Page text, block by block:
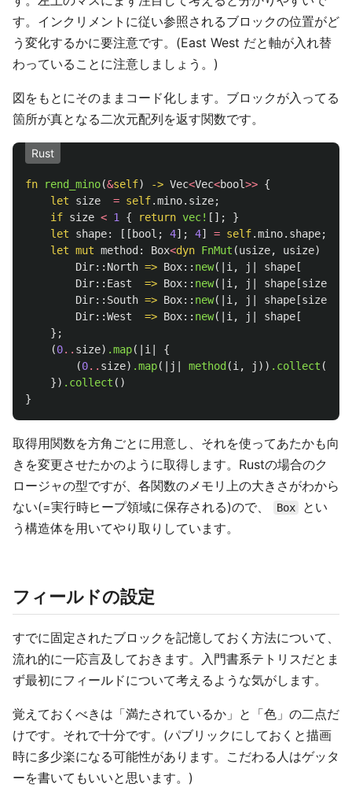
す。インクリメントに従い参照されるブロックの位置がど
う変化するかに要注意です。(East West だと軸が入れ替
わっていることに注意しましょう。)
図をもとにそのままコード化します。ブロックが入ってる
箇所が真となる二次元配列を返す関数です。
Rust
fn rend_mino(&self) -> Vec<Vec<bool>> {
let
size = self.mino.size;
if size < 1 { return vec! [];
}
let
shape: [[ bool ; 4]; 4] = self.mino.shape;
let mut method : Box<dyn FnMut (usize, usize)
Dir:: North => Box:: new(| i , j shape [
Dir:: East => Box:: new(| i , j shape [size
Dir:: South => Box:: new(| i , j shape [size
Dir::West => Box:: new(| i , j shape [
};
(0.. size) .map(| i
{
(0.. size) .map(| j method (i , j )) .collect ()
}) .collect ()
}
取得用関数を方角ごとに用意し、それを使ってあたかも向
きを変更させたかのように取得します。Rustの場合のク
ロージャの型ですが、各関数のメモリ上の大きさがわから
ない(=実行時ヒープ領域に保存される)ので、
Box
とい
う構造体を用いてやり取りしています。
フィールドの設定
すでに固定されたブロックを記憶しておく方法について、
流れ的に一応言及しておきます。入門書系テトリスだとま
ず最初にフィールドについて考えるような気がします。
覚えておくべきは「満たされているか」と「色」の二点だ
けです。それで十分です。(パブリックにしておくと描画
時に多少楽になる可能性があります。こだわる人はゲッタ
ーを書いてもいいと思います。)